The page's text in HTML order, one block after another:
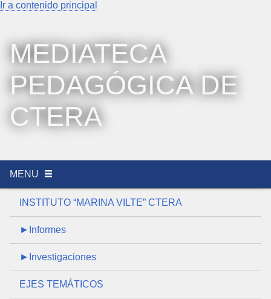
Ir a contenido principal
MEDIATECA
PEDAGÓGICA DE
CTERA
MENU
INSTITUTO “MARINA VILTE” CTERA
►Informes
►Investigaciones
EJES TEMÁTICOS